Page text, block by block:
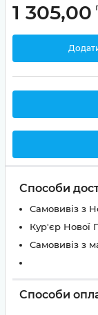
1 305,00
Способи
Самовивіз з
Кур'єр Нової
Самовивіз з
Способи